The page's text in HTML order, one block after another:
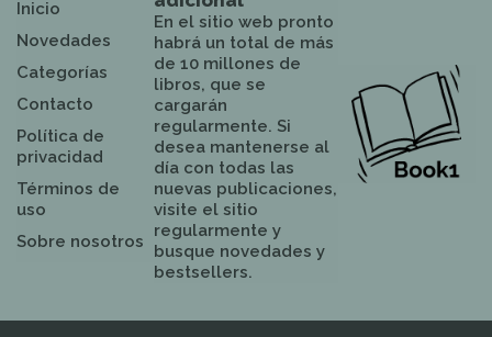
Inicio
Novedades
Categorías
Contacto
Política de
privacidad
Términos de
uso
Sobre nosotros
En el sitio web pronto
habrá un total de más
de 10 millones de
libros, que se
cargarán
regularmente. Si
desea mantenerse al
día con todas las
nuevas publicaciones,
visite el sitio
regularmente y
busque novedades y
bestsellers.